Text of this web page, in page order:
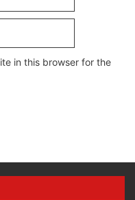
in this browser for the